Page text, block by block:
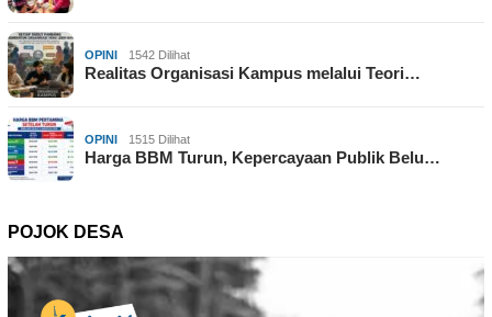
OPINI 1542 Dilihat
Realitas Organisasi Kampus melalui Teori…
OPINI 1515 Dilihat
Harga BBM Turun, Kepercayaan Publik Belu…
POJOK DESA